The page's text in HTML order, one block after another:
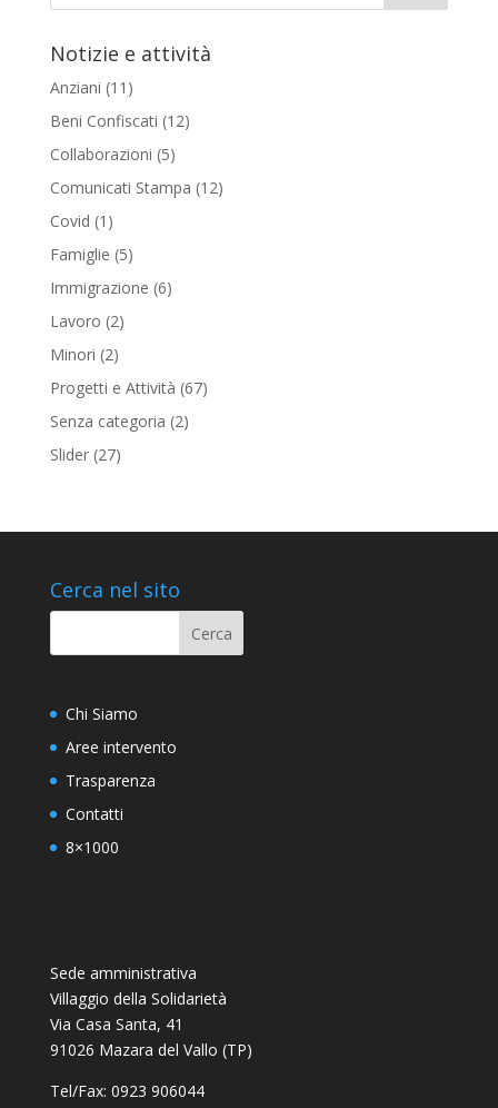
Notizie e attività
Anziani (11)
Beni Confiscati (12)
Collaborazioni (5)
Comunicati Stampa (12)
Covid (1)
Famiglie (5)
Immigrazione (6)
Lavoro (2)
Minori (2)
Progetti e Attività (67)
Senza categoria (2)
Slider(27)
Cerca nel sito
Chi Siamo
Aree intervento
Trasparenza
Contatti
8×1000
Sede amministrativa
Villaggio della Solidarietà
Via Casa Santa, 41
91026 Mazara del Vallo (TP)
Tel/Fax: 0923 906044